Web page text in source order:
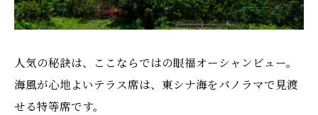
人気の秘訣は、ここならではの眼福オーシャンビュー。
海風が心地よいテラス席は、東シナ海をパノラマで見渡
せる特等席です。